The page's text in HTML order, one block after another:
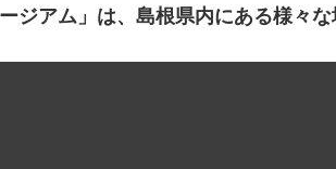
ジアム」は、島根県内にある様々